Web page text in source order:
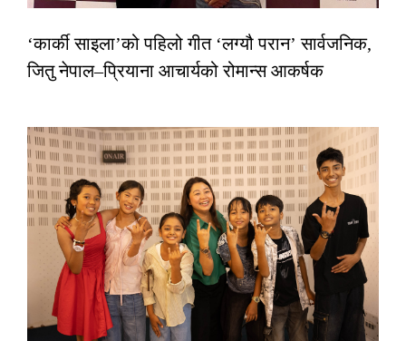
‘कार्की साइला’को पहिलो गीत ‘लग्यौ परान’ सार्वजनिक,
जितु नेपाल–प्रियाना आचार्यको रोमान्स आकर्षक